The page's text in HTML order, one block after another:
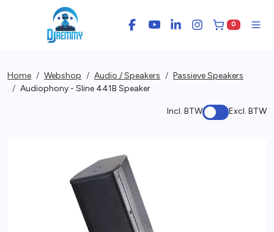
Facebook
YouTubeLinkedInInstagram
0
Home Webshop Audio / Speakers
Passieve Speakers
Audiophony - Sline 441B Speaker
Incl. BTW Excl. BTW